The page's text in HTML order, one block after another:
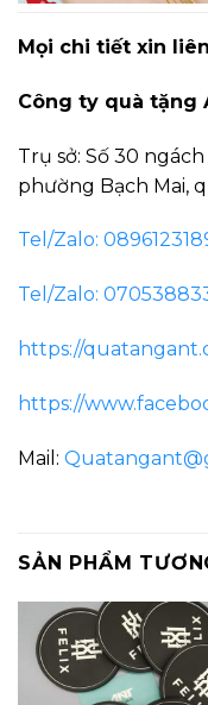
Mọi chi tiết xin
Công ty quà tặng
Trụ sở: Số 30
phường Bạch Mai,
Tel/Zalo:
Tel/Zalo:
https://
https://
Mail:
SẢN PHẨM